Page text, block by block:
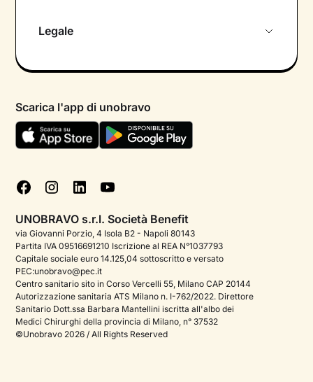
Psicologo in chat
Aiuto urgente
FAQ
Podcast di psicologia
Corporate
Psicologo italiano all'estero
Sala stampa
Bandi e premi
Legale
Termini e condizioni
Informativa Privacy
Cookie policy
Gestisci cookie
Scarica l'app di unobravo
UNOBRAVO s.r.l. Società Benefit
via Giovanni Porzio, 4 Isola B2 - Napoli 80143
Partita IVA 09516691210 Iscrizione al REA N°1037793
Capitale sociale euro 14.125,04 sottoscritto e versato
PEC:unobravo@pec.it
Centro sanitario sito in Corso Vercelli 55, Milano CAP 20144
Autorizzazione sanitaria ATS Milano n. I-762/2022. Direttore
Sanitario Dott.ssa Barbara Mantellini iscritta all'albo dei
Medici Chirurghi della provincia di Milano, n° 37532
©Unobravo 2026 / All Rights Reserved